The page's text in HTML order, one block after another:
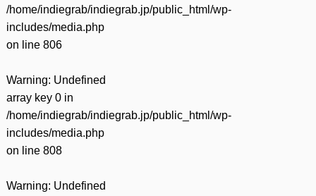
/home/indiegrab/indiegrab.jp/public_html/wp-
includes/media.php
on line 806
Warning: Undefined
array key 0 in
/home/indiegrab/indiegrab.jp/public_html/wp-
includes/media.php
on line 808
Warning: Undefined